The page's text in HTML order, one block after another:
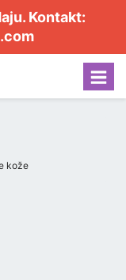
Kontakt:
kože